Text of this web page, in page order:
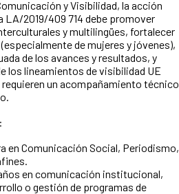
y Visibilidad, la acción
2019/409 714 debe promover
y multilingües, fortalecer
de mujeres y jóvenes),
de los avances y resultados, y
los lineamientos de visibilidad UE
un acompañamiento técnico
en Comunicación Social, Periodismo,
en comunicación institucional,
o gestión de programas de